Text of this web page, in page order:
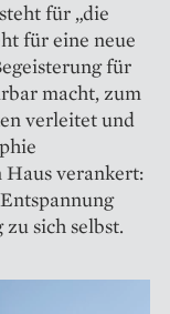
für „die
für eine neue
für
macht, zum
verleitet und
Haus verankert:
sich selbst.